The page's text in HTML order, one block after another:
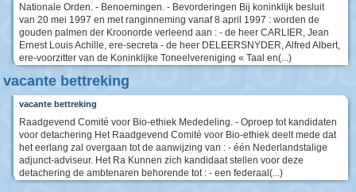
Nationale Orden. - Benoemingen. - Bevorderingen Bij koninklijk besluit
van 20 mei 1997 en met ranginneming vanaf 8 april 1997 : worden de
gouden palmen der Kroonorde verleend aan : - de heer CARLIER, Jean
Ernest Louis Achille, ere-secreta - de heer DELEERSNYDER, Alfred Albert,
ere-voorzitter van de Koninklijke Toneelvereniging « Taal en(...)
vacante bettreking
vacante bettreking
Raadgevend Comité voor Bio-ethiek Mededeling. - Oproep tot kandidaten
voor detachering Het Raadgevend Comité voor Bio-ethiek deelt mede dat
het eerlang zal overgaan tot de aanwijzing van : - één Nederlandstalige
adjunct-adviseur. Het Ra Kunnen zich kandidaat stellen voor deze
detachering de ambtenaren behorende tot : - een federaal(...)